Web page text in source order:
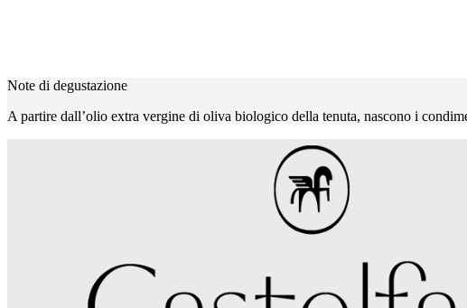
Note di degustazione
A partire dall’olio extra vergine di oliva biologico della tenuta, nascono i